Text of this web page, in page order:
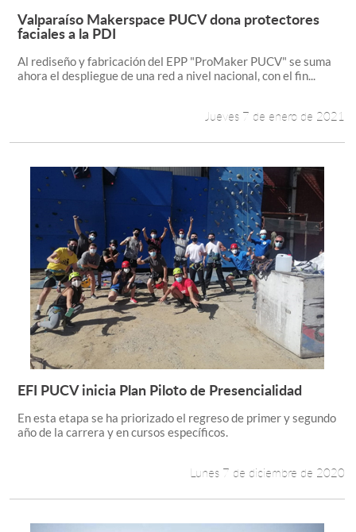
Leer más +
Valparaíso Makerspace PUCV dona protectores
faciales a la PDI
Al rediseño y fabricación del EPP "ProMaker PUCV" se suma
ahora el despliegue de una red a nivel nacional, con el fin...
Jueves 7 de enero de 2021
Leer más +
EFI PUCV inicia Plan Piloto de Presencialidad
En esta etapa se ha priorizado el regreso de primer y segundo
año de la carrera y en cursos específicos.
Lunes 7 de diciembre de 2020